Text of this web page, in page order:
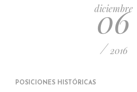
diciembre
06
/ 2016
POSICIONES HISTÓRICAS